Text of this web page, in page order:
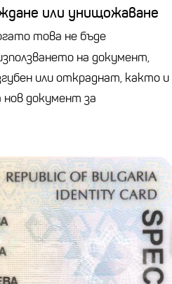
или унищожаване
това не бъде
на документ,
или откраднат, както и
нов документ за